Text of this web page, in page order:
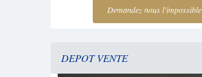
Demandez nous l'impossible
DEPOT VENTE